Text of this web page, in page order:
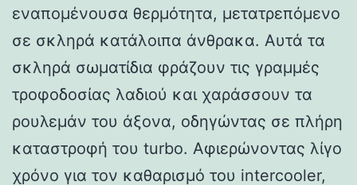
εναπομένουσα θερμότητα, μετατρεπόμενο
σε σκληρά κατάλοιπα άνθρακα. Αυτά τα
σκληρά σωματίδια φράζουν τις γραμμές
τροφοδοσίας λαδιού και χαράσσουν τα
ρουλεμάν του άξονα, οδηγώντας σε πλήρη
καταστροφή του turbo. Αφιερώνοντας λίγο
χρόνο για τον καθαρισμό του intercooler,